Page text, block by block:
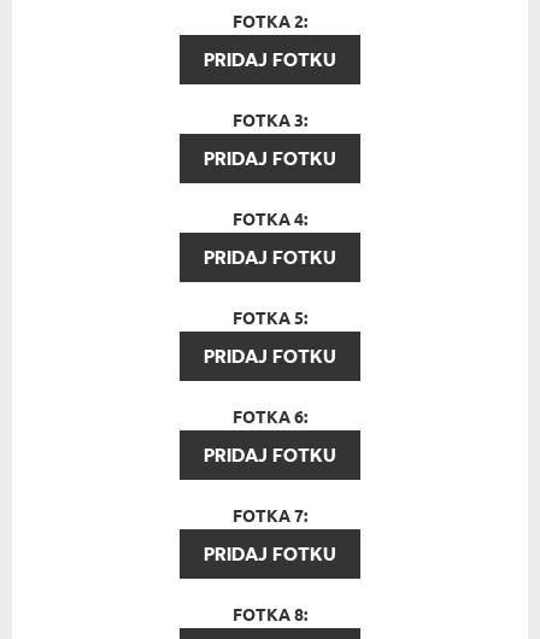
FOTKA 2:
PRIDAJ FOTKU
FOTKA 3:
PRIDAJ FOTKU
FOTKA 4:
PRIDAJ FOTKU
FOTKA 5:
PRIDAJ FOTKU
FOTKA 6:
PRIDAJ FOTKU
FOTKA 7:
PRIDAJ FOTKU
FOTKA 8: